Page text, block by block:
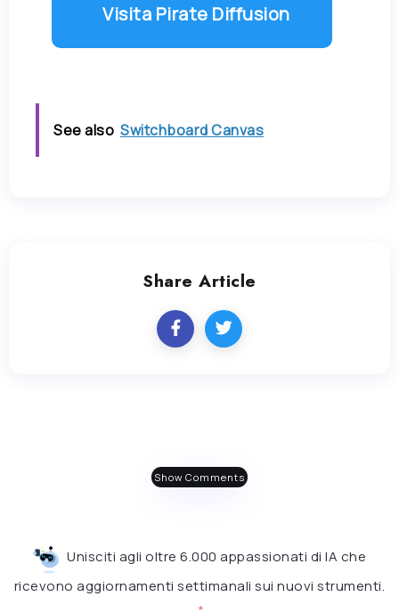
Visita Pirate Diffusion
See also Switchboard Canvas
Share Article
Show Comments
Unisciti agli oltre 6.000 appassionati di IA che
ricevono aggiornamenti settimanali sui nuovi strumenti.